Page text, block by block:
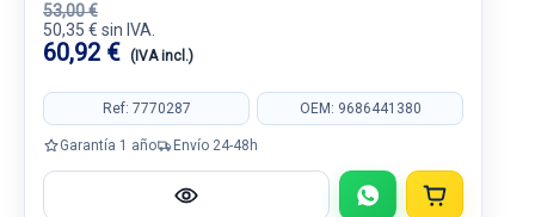
53,00 €
50,35 € sin IVA.
60,92 € (IVA incl.)
Ref: 7770287 OEM: 9686441380
Garantía 1 año Envío 24-48h